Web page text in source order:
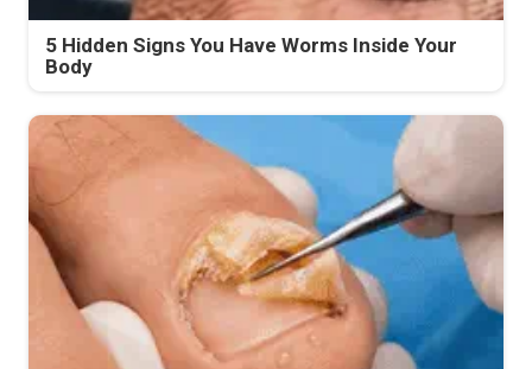
5 Hidden Signs You Have Worms Inside Your
Body